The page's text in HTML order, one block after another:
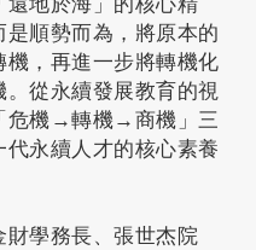
順勢而為，將原本的
，再進一步將轉機化
從永續發展教育的視
危機→轉機→商機」三
永續人才的核心素養
學務長、張世杰院